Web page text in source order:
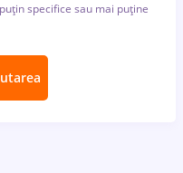
specifice sau mai puține